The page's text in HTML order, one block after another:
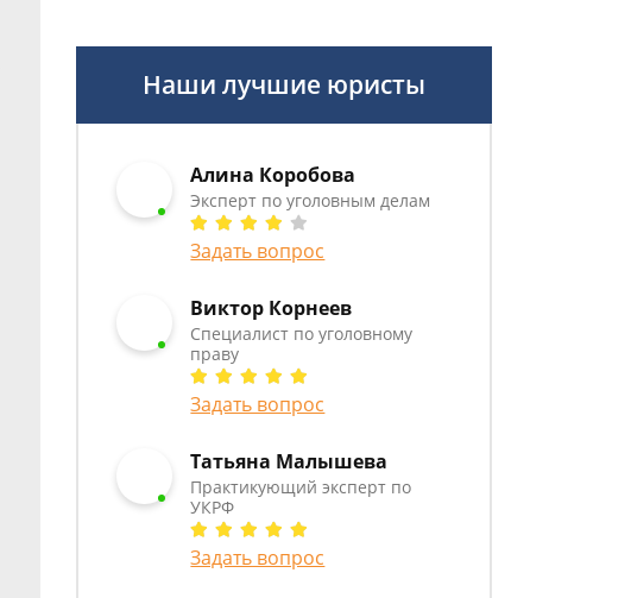
Наши лучшие юристы
Алина Коробова
Эксперт по уголовным делам
Задать вопрос
Виктор Корнеев
Cпециалист по уголовному
праву
Задать вопрос
Татьяна Малышева
Практикующий эксперт по
УКРФ
Задать вопрос